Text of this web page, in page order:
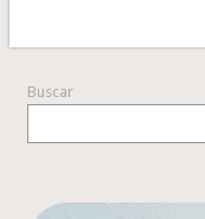
Buscar